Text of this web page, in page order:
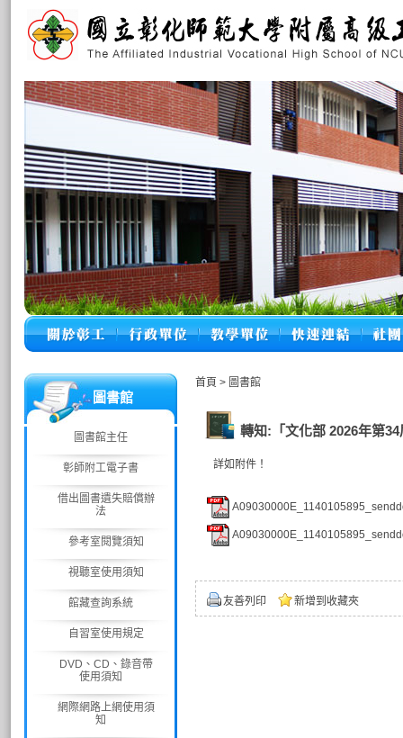
圖書館
圖書館主任
彰師附工電子書
借出圖書遺失賠償辦
法
參考室閱覽須知
視聽室使用須知
館藏查詢系統
自習室使用規定
DVD、CD、錄音帶
使用須知
網際網路上網使用須
知
首頁 > 圖書館
轉知:「文化部 2026年第
詳如附件！
友善列印 新增到收藏夾